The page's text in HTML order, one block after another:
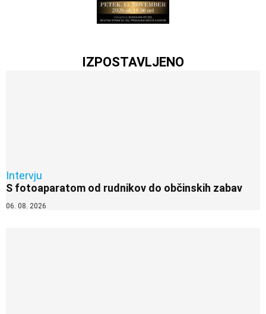
IZPOSTAVLJENO
Intervju
S fotoaparatom od rudnikov do občinskih zabav
06. 08. 2026